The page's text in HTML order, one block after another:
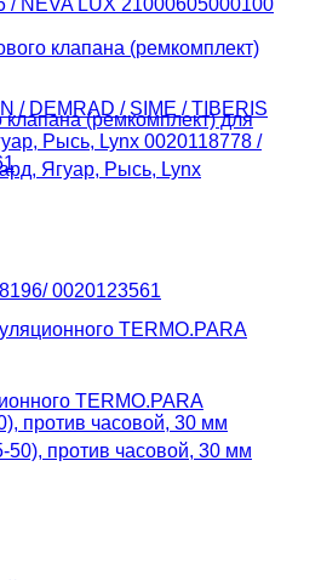
клапана (ремкомплект) для
Рысь, Lynx 0020118778 /
TERMO.PARA
против часовой, 30 мм